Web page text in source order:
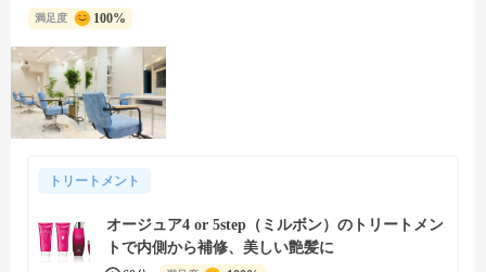
満足度 100%
トリートメント
オージュア4 or 5step（ミルボン）のトリートメン
トで内側から補修、美しい艶髪に